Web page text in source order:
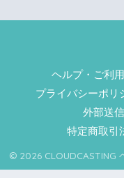
ヘルプ・ご利
プライバシーポリ
外部送
特定商取引
© 2026